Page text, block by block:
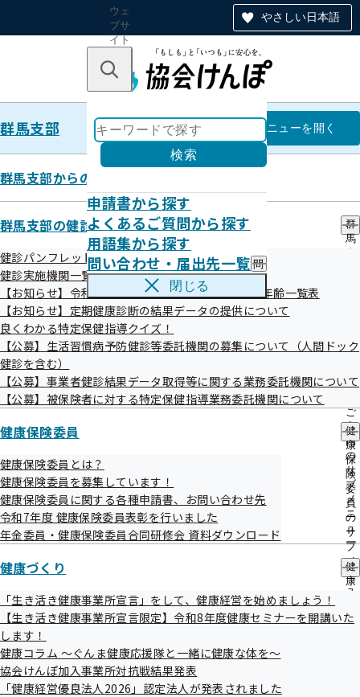
やさしい日本語
ウェ
ブサ
イト
のナ
ン
キーワードで探す
検索
申請書から探す
よくあるご質問から探す
用語集から探す
問い合わせ・届出先一覧 問
い
わ
届
先
一
覧
ュ
ー
閉じる
群馬支部 群馬支部
メニューを開く
群馬支部からのお知らせ
群馬支部の健診・保健指導のご案内
群
馬
保
健
導
ご
案
内
の
サ
ブ
メ
ニ
ュ
ー
健診パンフレット等
健診実施機関一覧等
【お知らせ】令和8年度生活習慣病予防健診対象者年齢一覧表
【お知らせ】定期健康診断の結果データの提供について
良くわかる特定保健指導クイズ！
【公募】生活習慣病予防健診等委託機関の募集について（人間ドック
健診を含む）
【公募】事業者健診結果データ取得等に関する業務委託機関について
【公募】被保険者に対する特定保健指導業務委託機関について
健康保険委員
健
康
保
険
委
員
の
サ
ブ
メ
ニ
ュ
健康保険委員とは？
健康保険委員を募集しています！
健康保険委員に関する各種申請書、お問い合わせ先
令和7年度 健康保険委員表彰を行いました
年金委員・健康保険委員合同研修会 資料ダウンロード
健康づくり
健
康
く
り
「生き活き健康事業所宣言」をして、健康経営を始めましょう！
【生き活き健康事業所宣言限定】令和8年度健康セミナーを開講いた
します！
健康コラム ～ぐんま健康応援隊と一緒に健康な体を～
協会けんぽ加入事業所対抗戦結果発表
「健康経営優良法人2026」認定法人が発表されました
調達情報
公開中
一般競争入札
現在公告中の調達情報はありません
見積競争
現在公告中の調達情報はありません
企画競争
現在公告中の調達情報はありません